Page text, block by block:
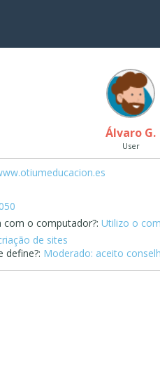
Álvaro G.
User
com o computador?: Utilizo o
de sites
define?: Moderado: aceito